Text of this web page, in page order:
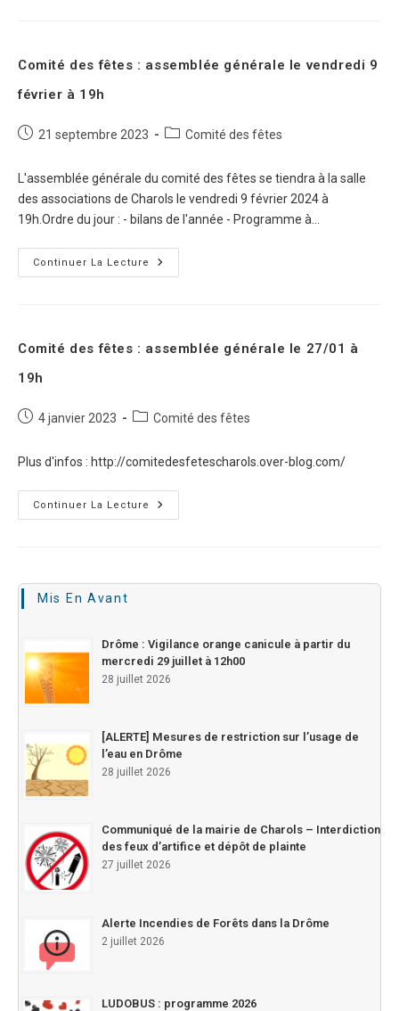
Comité des fêtes : assemblée générale le vendredi 9
février à 19h
21 septembre 2023 Comité des fêtes
L'assemblée générale du comité des fêtes se tiendra à la salle
des associations de Charols le vendredi 9 février 2024 à
19h.Ordre du jour : - bilans de l'année - Programme à…
Continuer La Lecture
Comité des fêtes : assemblée générale le 27/01 à
19h
4 janvier 2023 Comité des fêtes
Plus d'infos : http://comitedesfetescharols.over-blog.com/
Continuer La Lecture
Mis En Avant
Drôme : Vigilance orange canicule à partir du
mercredi 29 juillet à 12h00
28 juillet 2026
[ALERTE] Mesures de restriction sur l’usage de
l’eau en Drôme
28 juillet 2026
Communiqué de la mairie de Charols – Interdiction
des feux d’artifice et dépôt de plainte
27 juillet 2026
Alerte Incendies de Forêts dans la Drôme
2 juillet 2026
LUDOBUS : programme 2026